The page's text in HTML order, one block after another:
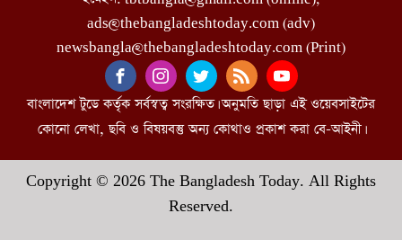
ads@thebangladeshtoday.com (adv)
newsbangla@thebangladeshtoday.com (Print)
বাংলাদেশ টুডে কর্তৃক সর্বস্বত্ব সংরক্ষিত। অনুমতি ছাড়া এই ওয়েবসাইটের
কোনো লেখা, ছবি ও বিষয়বস্তু অন্য কোথাও প্রকাশ করা বে-আইনী।
Copyright © 2026 The Bangladesh Today. All Rights
Reserved.